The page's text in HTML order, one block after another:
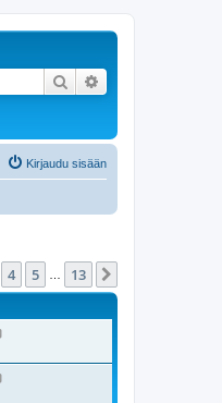
Etsi
Kirjaudu sisään
4 5 13